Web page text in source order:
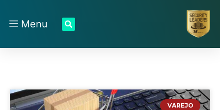
Menu
VAREJO